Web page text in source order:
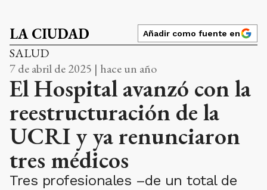
LA CIUDAD Añadir como fuente en
SALUD
7 de abril de 2025 | hace un año
El Hospital avanzó con la
reestructuración de la
UCRI y ya renunciaron
tres médicos
Tres profesionales –de un total de